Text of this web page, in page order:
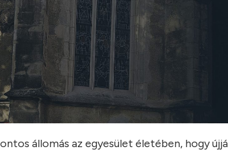
állomás az egyesület életében, hogy